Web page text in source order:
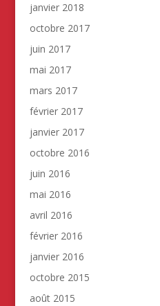
janvier 2018
octobre 2017
juin 2017
mai 2017
mars 2017
février 2017
janvier 2017
octobre 2016
juin 2016
mai 2016
avril 2016
février 2016
janvier 2016
octobre 2015
août 2015